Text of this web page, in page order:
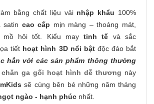
bằng chất liệu vải nhập khẩu 100%
satin cao cấp mịn màng – thoáng mát,
mồ hôi tốt. Kiểu maytinh tế và sắc
tiết hoạt hình 3D nổi bật độc đáo bắt
hẳn với các sản phẩm thông thường
chăn ga gối hoạt hình dễ thương này
sẽ cùng bên bé những năm tháng
ngào - hạnh phúc nhất.